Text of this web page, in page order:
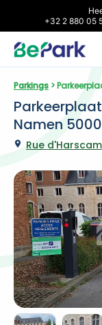
+32 2 880 05
Parkings >
Namen 5000
Rue